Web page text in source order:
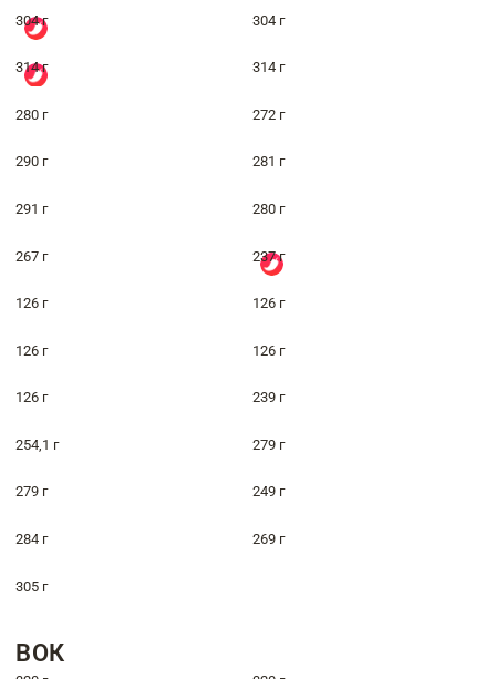
304 г 304 г
314 г 314 г
280 г 272 г
290 г 281 г
291 г 280 г
267 г 237 г
126 г 126 г
126 г 126 г
126 г 239 г
254,1 г 279 г
279 г 249 г
284 г 269 г
305 г
ВОК